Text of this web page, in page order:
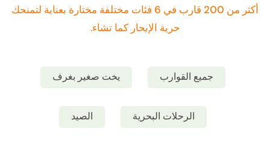
أكثر من 200 قارب في 6 فئات مختلفة مختارة بعناية لتمنحك
حرية الإبحار كما تشاء.
جميع القوارب يخت صغير بغرف
الرحلات البحرية الصيد